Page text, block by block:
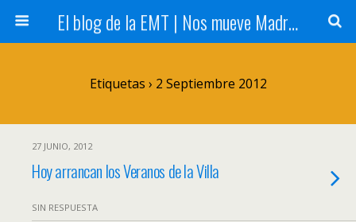
El blog de la EMT | Nos mueve Madrid
Etiquetas › 2 Septiembre 2012
27 JUNIO, 2012
Hoy arrancan los Veranos de la Villa
SIN RESPUESTA